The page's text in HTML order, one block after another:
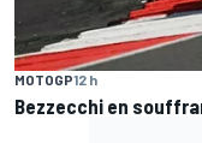
MOTOGP12 h
Bezzecchi en